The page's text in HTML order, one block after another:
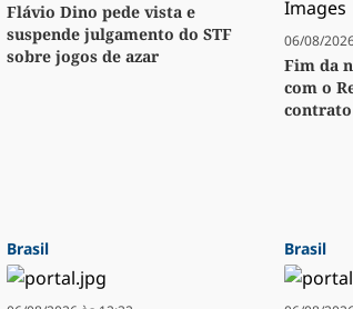
Flávio Dino pede vista e
suspende julgamento do STF
sobre jogos de azar
06/08/
Fim da
com o
contrato
Brasil Brasil